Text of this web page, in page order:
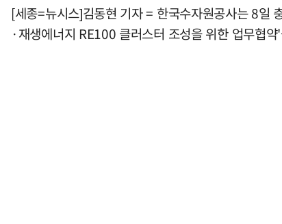
[세종=뉴시스]김동현 기자 = 한국수자원공사는 8일
·재생에너지 RE100 클러스터 조성을 위한 업무협